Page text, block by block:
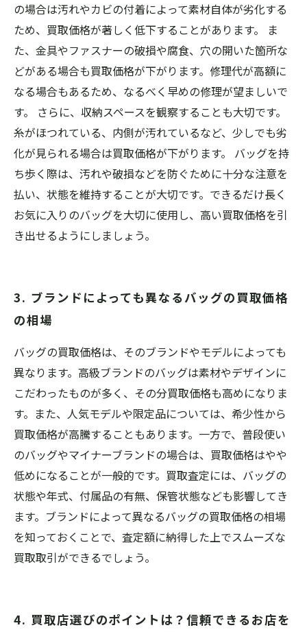
の場合は汚れやカビの付着によって素材自体が劣化する
ため、買取価格が著しく低下することがあります。 ま
た、金具やファスナーの破損や腐食、穴の開いた箇所な
どがある場合も買取価格が下がります。修理代が高額に
なる場合もあるため、なるべく早めの修理が望ましいで
す。 さらに、収納スペースを観察することも大切です。
糸がほつれている、内側が汚れているなど、少しでも劣
化が見られる場合は買取価格が下がります。 バッグを持
ち歩く際は、汚れや破損などを防ぐために十分な注意を
払い、状態を維持することが大切です。できるだけ長く
お気に入りのバッグを大切に使用し、高い買取価格を引
き出せるようにしましょう。
3. ブランドによっても異なるバッグの買取価格
の相場
バッグの買取価格は、そのブランドやモデルによっても
異なります。高級ブランドのバッグは素材やデザインに
こだわったものが多く、その分買取価格も高めになりま
す。また、人気モデルや限定品については、希少性から
買取価格が高騰することもあります。一方で、普段使い
のバッグやマイナーブランドの場合は、買取価格はやや
低めになることが一般的です。買取査定には、バッグの
状態や年式、付属品の有無、保管状態なども影響してき
ます。ブランドによって異なるバッグの買取価格の相場
を知っておくことで、査定額に納得した上でスムーズな
買取取引ができるでしょう。
4. 買取店選びのポイントは？信頼できるお店を